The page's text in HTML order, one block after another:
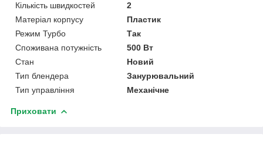
Кількість швидкостей
2
Матеріал корпусу
Пластик
Режим Турбо
Так
Споживана потужність
500 Вт
Стан
Новий
Тип блендера
Занурювальний
Тип управління
Механічне
Приховати